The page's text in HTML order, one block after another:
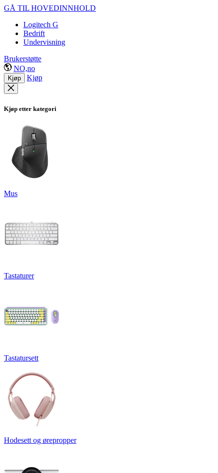
GÅ TIL HOVEDINNHOLD
Logitech G
Bedrift
Undervisning
Brukerstøtte
NO,no
Kjøp Kjøp
Kjøp etter kategori
Mus
Tastaturer
Tastatursett
Hodesett og ørepropper